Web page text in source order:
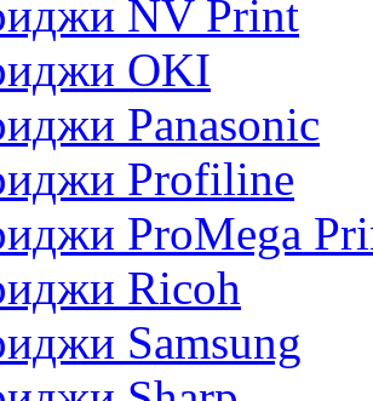
NV Print
OKI
Panasonic
Profiline
ProMega
Ricoh
Samsung